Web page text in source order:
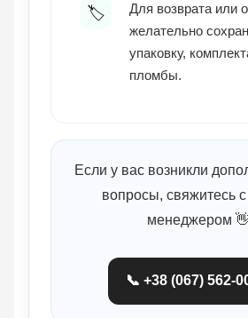
🏷️
Для возврата или
желательно
упаковку,
пломбы.
Если у вас возникли
вопросы, свяжитесь
менеджером
📞 +38 (067) 562-